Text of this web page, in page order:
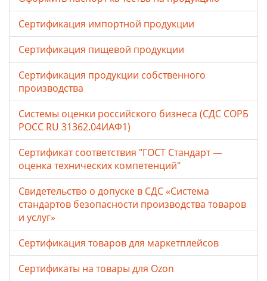
Сертификация импортной продукции
Сертификация пищевой продукции
Сертификация продукции собственного
производства
Системы оценки российского бизнеса (СДС СОРБ
РОСС RU 31362.04ИАФ1)
Сертификат соответствия "ГОСТ Стандарт —
оценка технических компетенций"
Свидетельство о допуске в СДС «Система
стандартов безопасности производства товаров
и услуг»
Сертификация товаров для маркетплейсов
Cертификаты на товары для Ozon